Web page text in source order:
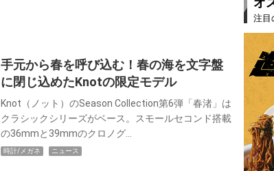
手元から春を呼び込む！春の海を文字盤
に閉じ込めたKnotの限定モデル
Knot（ノット）のSeason Collection第6弾「春渚」は
クラシックシリーズがベース。スモールセコンド搭載
の36mmと39mmのクロノグ…
時計/メガネ ニュース
注目